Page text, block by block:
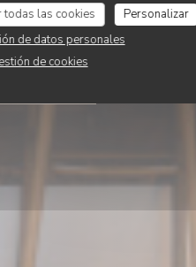
todas las cookies
Personalizar
de datos personales
de cookies
Ours